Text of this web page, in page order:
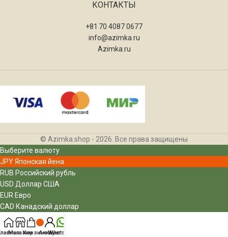
КОНТАКТЫ
+81 70 4087 0677
info@azimka.ru
Azimka.ru
© Azimka.shop - 2026. Все права защищены
МагазинКорзинаАккаунт
Whatsapp
Выберите валюту
JPYЯпонская йена
RUB Российский рубль
USD Доллар США
EUR Евро
CAD Канадский доллар